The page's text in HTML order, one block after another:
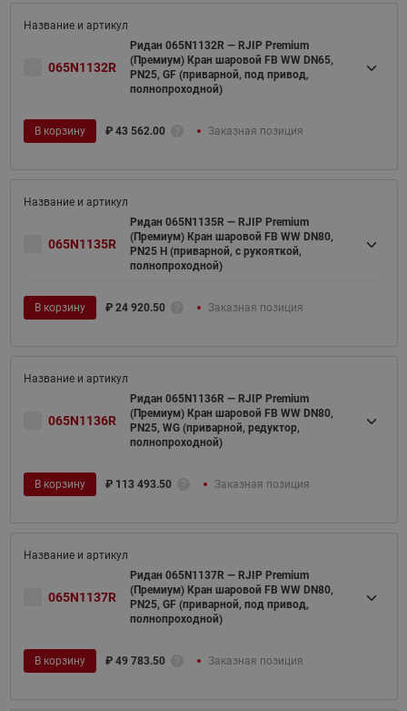
065N1132R
Ридан 065N1132R — RJIP Premium
(Премиум) Кран шаровой FB WW DN65,
PN25, GF (приварной, под привод,
полнопроходной)
В корзину ₽ 43 562.00 Заказная позиция
065N1135R
Ридан 065N1135R — RJIP Premium
(Премиум) Кран шаровой FB WW DN80,
PN25 H (приварной, с рукояткой,
полнопроходной)
В корзину ₽ 24 920.50 Заказная позиция
065N1136R
Ридан 065N1136R — RJIP Premium
(Премиум) Кран шаровой FB WW DN80,
PN25, WG (приварной, редуктор,
полнопроходной)
В корзину ₽ 113 493.50 Заказная позиция
065N1137R
Ридан 065N1137R — RJIP Premium
(Премиум) Кран шаровой FB WW DN80,
PN25, GF (приварной, под привод,
полнопроходной)
В корзину ₽ 49 783.50 Заказная позиция